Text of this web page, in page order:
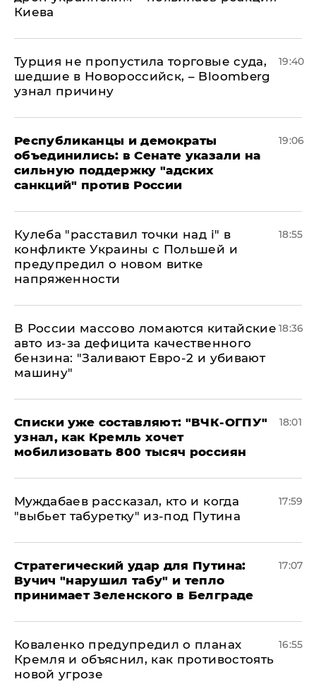
Киева
Турция не пропустила торговые суда,
шедшие в Новороссийск, – Bloomberg
узнал причину
19:40
Республиканцы и демократы
объединились: в Сенате указали на
сильную поддержку "адских
санкций" против России
19:06
Кулеба "расставил точки над і" в
конфликте Украины с Польшей и
предупредил о новом витке
напряженности
18:55
В России массово ломаются китайские
авто из-за дефицита качественного
бензина: "Заливают Евро-2 и убивают
машину"
18:36
Списки уже составляют: "ВЧК-ОГПУ"
узнал, как Кремль хочет
мобилизовать 800 тысяч россиян
18:01
Муждабаев рассказал, кто и когда
"выбьет табуретку" из-под Путина
17:59
Стратегический удар для Путина:
Вучич "нарушил табу" и тепло
принимает Зеленского в Белграде
17:07
Коваленко предупредил о планах
Кремля и объяснил, как противостоять
новой угрозе
16:55